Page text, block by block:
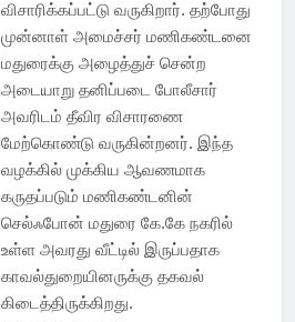
விசாரிக்கப்பட்டு வருகிறார். தற்போது
முன்னாள் அமைச்சர் மணிகண்டனை
மதுரைக்கு அழைத்துச் சென்ற
அடையாறு தனிப்படை போலீசார்
அவரிடம் தீவிர விசாரணை
மேற்கொண்டு வருகின்றனர். இந்த
வழக்கில் முக்கிய ஆவணமாக
கருதப்படும் மணிகண்டனின்
செல்ஃபோன் மதுரை கே.கே நகரில்
உள்ள அவரது வீட்டில் இருப்பதாக
காவல்துறையினருக்கு தகவல்
கிடைத்திருக்கிறது.